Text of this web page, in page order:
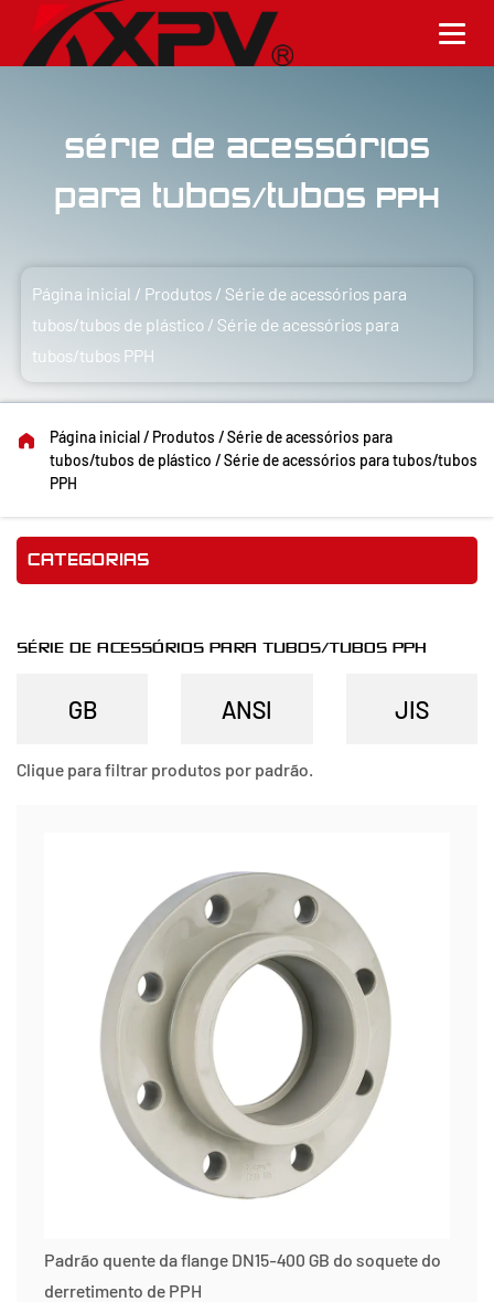
Série de acessórios
para tubos/tubos PPH
Página inicial / Produtos /Série de acessórios para
tubos/tubos de plástico /Série de acessórios para
tubos/tubos PPH
Página inicial/ Produtos /Série de acessórios para
tubos/tubos de plástico /Série de acessórios para tubos/tubos
PPH
CATEGORIAS
SÉRIE DE ACESSÓRIOS PARA TUBOS/TUBOS PPH
Clique para filtrar produtos por padrão.
Padrão quente da flange DN15-400 GB do soquete do
derretimento de PPH